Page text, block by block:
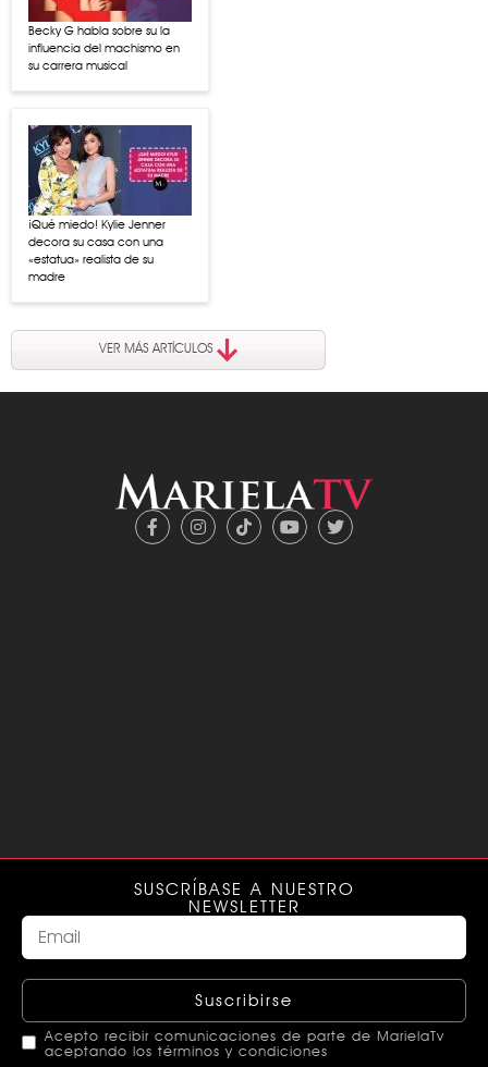
Becky G habla sobre su la
influencia del machismo en
su carrera musical
¡Qué miedo! Kylie Jenner
decora su casa con una
«estatua» realista de su
madre
VER MÁS ARTÍCULOS
SUSCRÍBASE A NUESTRO
NEWSLETTER
Suscribirse
Acepto recibir comunicaciones de parte de MarielaTv
aceptando los términos y condiciones